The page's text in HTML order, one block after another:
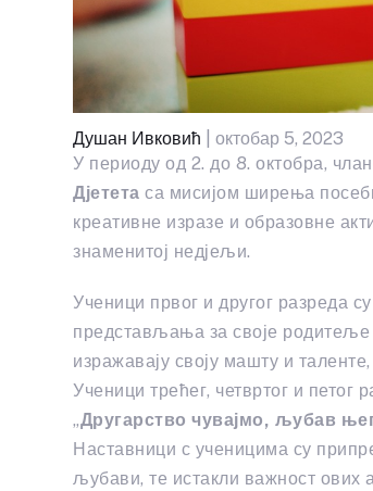
Душан Ивковић | октобар 5, 2023
У периоду од 2. до 8. октобра,
Дјетета са мисијом ширења
креативне изразе и образовне
знаменитој недјељи.
Ученици првог и другог разреда
представљања за своје
изражавају своју машту и
Ученици трећег, четвртог и петог
„Другарство чувајмо, љубав
Наставници с ученицима су
љубави, те истакли важност ових